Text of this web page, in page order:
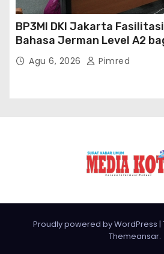
BP3MI DKI Jakarta
Bahasa Jerman Level A2
Jerman Batch VII
Agu 6, 2026 Pimred
Proudly powered by WordPress |
Themeansar.